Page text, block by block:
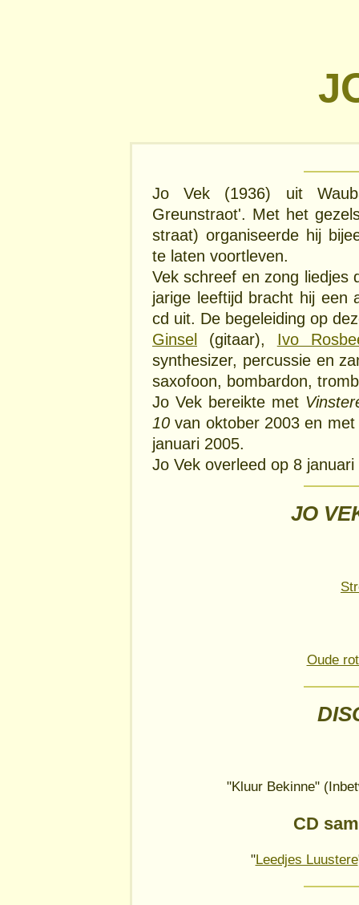
Jo Vek (1936) uit
Greunstraot'. Met het
straat) organiseerde hij
te laten voortleven.
Vek schreef en zong liedjes
jarige leeftijd bracht hij een
cd uit. De begeleiding op
Ginsel
(gitaar), Ivo
synthesizer, percussie en
saxofoon, bombardon,
Jo Vek bereikte met
10 van oktober 2003 en met
januari 2005.
Jo Vek overleed op 8
JO
Oude
"Kluur Bekinne"
CD
"Leedjes Luustere